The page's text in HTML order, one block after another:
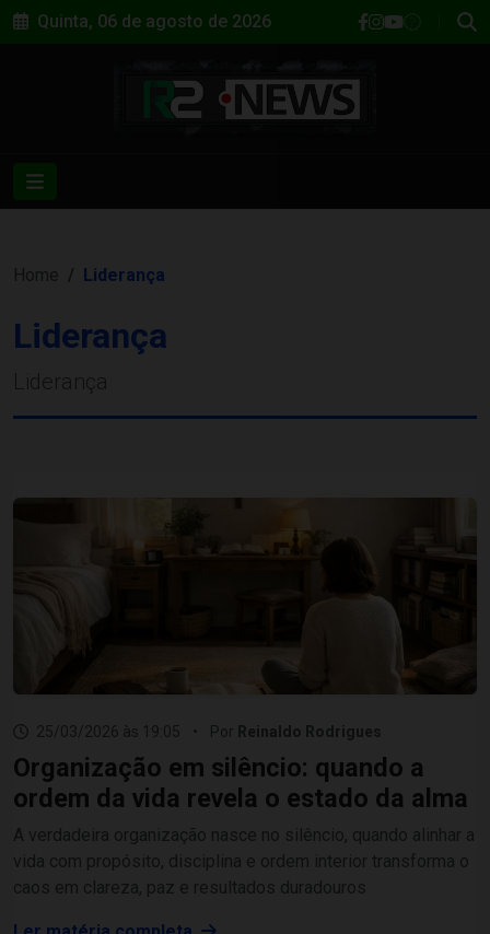
Quinta, 06 de agosto de 2026
Home Liderança
Liderança
Liderança
25/03/2026 às 19:05 • Por Reinaldo Rodrigues
Organização em silêncio: quando a
ordem da vida revela o estado da alma
A verdadeira organização nasce no silêncio, quando alinhar a
vida com propósito, disciplina e ordem interior transforma o
caos em clareza, paz e resultados duradouros